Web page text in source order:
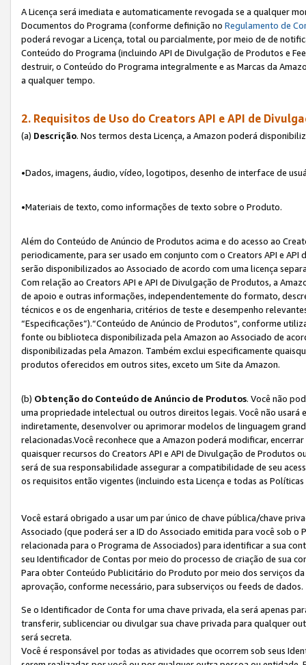
A Licença será imediata e automaticamente revogada se a qualquer
Documentos do Programa (conforme definição no Regulamento de
poderá revogar a Licença, total ou parcialmente, por meio de de
Conteúdo do Programa (incluindo API de Divulgação de Produtos e
destruir, o Conteúdo do Programa integralmente e as Marcas da
a qualquer tempo.
2. Requisitos de Uso do Creators API e API de
(a) Descrição. Nos termos desta Licença, a Amazon poderá
•Dados, imagens, áudio, vídeo, logotipos, desenho de interface de
•Materiais de texto, como informações de texto sobre o Produto.
Além do Conteúdo de Anúncio de Produtos acima e do acesso ao
periodicamente, para ser usado em conjunto com o Creators API e
serão disponibilizados ao Associado de acordo com uma licença
Com relação ao Creators API e API de Divulgação de Produtos, a
de apoio e outras informações, independentemente do formato,
técnicos e os de engenharia, critérios de teste e desempenho
“Especificações”).“Conteúdo de Anúncio de Produtos”, conforme
fonte ou biblioteca disponibilizada pela Amazon ao Associado de
disponibilizadas pela Amazon. Também exclui especificamente
produtos oferecidos em outros sites, exceto um Site da Amazon.
(b) Obtenção do Conteúdo de Anúncio de Produtos. Você não
uma propriedade intelectual ou outros direitos legais. Você não
indiretamente, desenvolver ou aprimorar modelos de linguagem
relacionadas.Você reconhece que a Amazon poderá modificar,
quaisquer recursos do Creators API e API de Divulgação de Produtos
será de sua responsabilidade assegurar a compatibilidade de seu
os requisitos então vigentes (incluindo esta Licença e todas as
Você estará obrigado a usar um par único de chave pública/chave
Associado (que poderá ser a ID do Associado emitida para você sob
relacionada para o Programa de Associados) para identificar a sua
seu Identificador de Contas por meio do processo de criação de sua
Para obter Conteúdo Publicitário do Produto por meio dos serviços
aprovação, conforme necessário, para subserviços ou feeds de dados.
Se o Identificador de Conta for uma chave privada, ela será apenas
transferir, sublicenciar ou divulgar sua chave privada para qualquer
será secreta.
Você é responsável por todas as atividades que ocorrem sob seus